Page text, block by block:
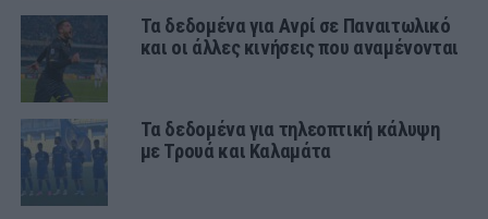
Τα δεδομένα για Ανρί σε Παναιτωλικό
και οι άλλες κινήσεις που αναμένονται
Τα δεδομένα για τηλεοπτική κάλυψη
με Τρουά και Καλαμάτα